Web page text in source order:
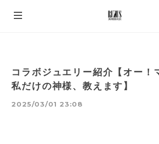
コラボジュエリー紹介【オー！
私だけの神様、教えます】
2025/03/01 23:08